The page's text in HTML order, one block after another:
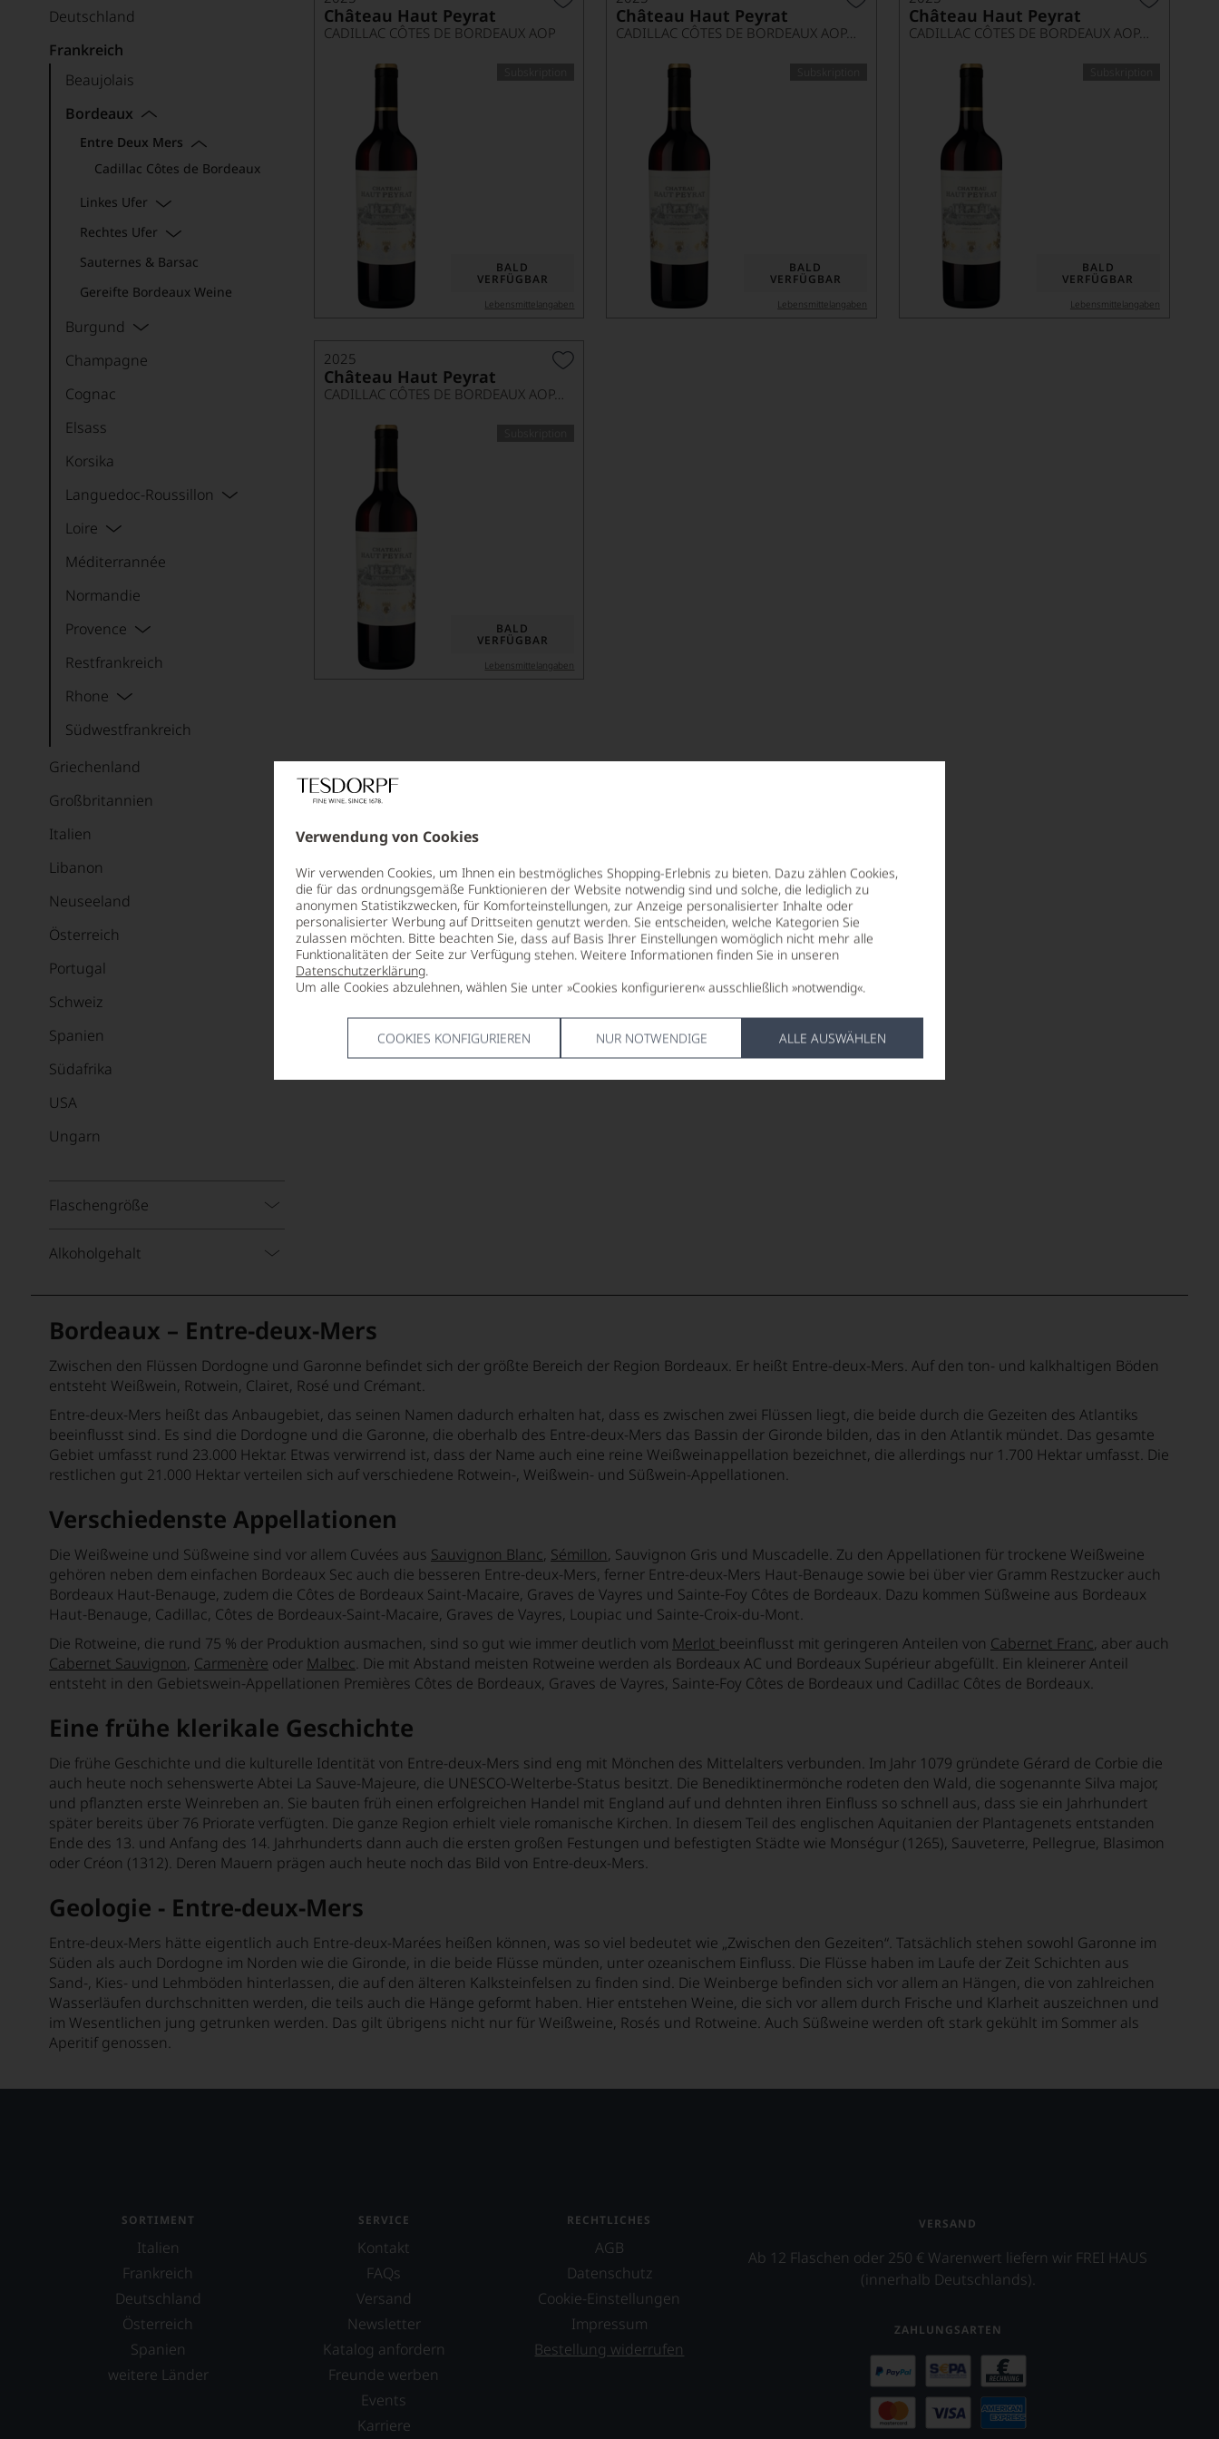
Verwendung von Cookies
Wir verwenden Cookies, um Ihnen ein bestmögliches Shopping-Erlebnis zu bieten. Dazu zählen Cookies,
die für das ordnungsgemäße Funktionieren der Website notwendig sind und solche, die lediglich zu
anonymen Statistikzwecken, für Komforteinstellungen, zur Anzeige personalisierter Inhalte oder
personalisierter Werbung auf Drittseiten genutzt werden. Sie entscheiden, welche Kategorien Sie
zulassen möchten. Bitte beachten Sie, dass auf Basis Ihrer Einstellungen womöglich nicht mehr alle
Funktionalitäten der Seite zur Verfügung stehen. Weitere Informationen finden Sie in unseren
Datenschutzerklärung.
Um alle Cookies abzulehnen, wählen Sie unter »Cookies konfigurieren« ausschließlich »notwendig«.
COOKIES KONFIGURIEREN NUR NOTWENDIGE ALLE AUSWÄHLEN
Deutschland
Frankreich
Beaujolais
Bordeaux
Entre Deux Mers
Cadillac Côtes de Bordeaux
Linkes Ufer
Rechtes Ufer
Sauternes & Barsac
Gereifte Bordeaux Weine
Burgund
Champagne
Cognac
Elsass
Korsika
Languedoc-Roussillon
Loire
Méditerrannée
Normandie
Provence
Restfrankreich
Rhone
Südwestfrankreich
Griechenland
Großbritannien
Italien
Libanon
Neuseeland
Österreich
Portugal
Schweiz
Spanien
Südafrika
USA
Ungarn
Flaschengröße
Alkoholgehalt
Château Haut Peyrat
CADILLAC CÔTES DE BORDEAUX AOP
BALD
VERFÜGBAR
Lebensmittel­angaben
Château Haut Peyrat
CADILLAC CÔTES DE BORDEAUX AOP, IMPÉRIALE
BALD
VERFÜGBAR
Lebensmittel­angaben
Château Haut Peyrat
CADILLAC CÔTES DE BORDEAUX AOP, MAGNUM
BALD
VERFÜGBAR
Lebensmittel­angaben
2025
Château Haut Peyrat
CADILLAC CÔTES DE BORDEAUX AOP, DOPPELMAGNUM
BALD
VERFÜGBAR
Lebensmittel­angaben
Bordeaux – Entre-deux-Mers
Zwischen den Flüssen Dordogne und Garonne befindet sich der größte Bereich der Region Bordeaux. Er heißt Entre-deux-Mers. Auf den ton- und kalkhaltigen Böden
entsteht Weißwein, Rotwein, Clairet, Rosé und Crémant.
Entre-deux-Mers heißt das Anbaugebiet, das seinen Namen dadurch erhalten hat, dass es zwischen zwei Flüssen liegt, die beide durch die Gezeiten des Atlantiks
beeinflusst sind. Es sind die Dordogne und die Garonne, die oberhalb des Entre-deux-Mers das Bassin der Gironde bilden, das in den Atlantik mündet. Das gesamte
Gebiet umfasst rund 23.000 Hektar. Etwas verwirrend ist, dass der Name auch eine reine Weißweinappellation bezeichnet, die allerdings nur 1.700 Hektar umfasst. Die
restlichen gut 21.000 Hektar verteilen sich auf verschiedene Rotwein-, Weißwein- und Süßwein-Appellationen.
Verschiedenste Appellationen
Die Weißweine und Süßweine sind vor allem Cuvées aus Sauvignon Blanc, Sémillon, Sauvignon Gris und Muscadelle. Zu den Appellationen für trockene Weißweine
gehören neben dem einfachen Bordeaux Sec auch die besseren Entre-deux-Mers, ferner Entre-deux-Mers Haut-Benauge sowie bei über vier Gramm Restzucker auch
Bordeaux Haut-Benauge, zudem die Côtes de Bordeaux Saint-Macaire, Graves de Vayres und Sainte-Foy Côtes de Bordeaux. Dazu kommen Süßweine aus Bordeaux
Haut-Benauge, Cadillac, Côtes de Bordeaux-Saint-Macaire, Graves de Vayres, Loupiac und Sainte-Croix-du-Mont.
Die Rotweine, die rund 75 % der Produktion ausmachen, sind so gut wie immer deutlich vom Merlot beeinflusst mit geringeren Anteilen von Cabernet Franc, aber auch
Cabernet Sauvignon, Carmenère oder Malbec. Die mit Abstand meisten Rotweine werden als Bordeaux AC und Bordeaux Supérieur abgefüllt. Ein kleinerer Anteil
entsteht in den Gebietswein-Appellationen Premières Côtes de Bordeaux, Graves de Vayres, Sainte-Foy Côtes de Bordeaux und Cadillac Côtes de Bordeaux.
Eine frühe klerikale Geschichte
Die frühe Geschichte und die kulturelle Identität von Entre-deux-Mers sind eng mit Mönchen des Mittelalters verbunden. Im Jahr 1079 gründete Gérard de Corbie die
auch heute noch sehenswerte Abtei La Sauve-Majeure, die UNESCO-Welterbe-Status besitzt. Die Benediktinermönche rodeten den Wald, die sogenannte Silva major,
und pflanzten erste Weinreben an. Sie bauten früh einen erfolgreichen Handel mit England auf und dehnten ihren Einfluss so schnell aus, dass sie ein Jahrhundert
später bereits über 76 Priorate verfügten. Die ganze Region erhielt viele romanische Kirchen. In diesem Teil des englischen Aquitanien der Plantagenets entstanden
Ende des 13. und Anfang des 14. Jahrhunderts dann auch die ersten großen Festungen und befestigten Städte wie Monségur (1265), Sauveterre, Pellegrue, Blasimon
oder Créon (1312). Deren Mauern prägen auch heute noch das Bild von Entre-deux-Mers.
Geologie - Entre-deux-Mers
Entre-deux-Mers hätte eigentlich auch Entre-deux-Marées heißen können, was so viel bedeutet wie „Zwischen den Gezeiten“. Tatsächlich stehen sowohl Garonne im
Süden als auch Dordogne im Norden wie die Gironde, in die beide Flüsse münden, unter ozeanischem Einfluss. Die Flüsse haben im Laufe der Zeit Schichten aus
Sand-, Kies- und Lehmböden hinterlassen, die auf den älteren Kalksteinfelsen zu finden sind. Die Weinberge befinden sich vor allem an Hängen, die von zahlreichen
Wasserläufen durchschnitten werden, die teils auch die Hänge geformt haben. Hier entstehen Weine, die sich vor allem durch Frische und Klarheit auszeichnen und
im Wesentlichen jung getrunken werden. Das gilt übrigens nicht nur für Weißweine, Rosés und Rotweine. Auch Süßweine werden oft stark gekühlt im Sommer als
Aperitif genossen.
SORTIMENT
Italien
Frankreich
Deutschland
Österreich
Spanien
weitere Länder
SERVICE
Kontakt
FAQs
Versand
Newsletter
Katalog anfordern
Freunde werben
Events
Karriere
RECHTLICHES
AGB
Datenschutz
Cookie-Einstellungen
Impressum
Bestellung widerrufen
VERSAND
Ab 12 Flaschen oder 250 € Warenwert liefern wir FREI HAUS
(innerhalb Deutschlands).
ZAHLUNGSARTEN